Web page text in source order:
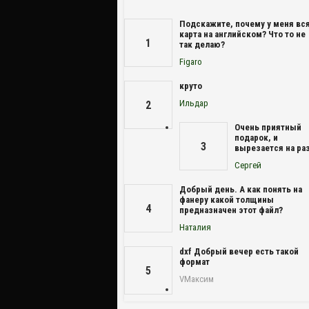
1
Подскажите, почему у меня
карта на английском? Что то не
так делаю?
Figaro
2
круто
Ильдар
3
Очень приятный
подарок, и
вырезается на
Сергей
4
Добрый день. А как понять на
фанеру какой толщины
предназначен этот файл?
Наталия
5
dxf Добрый вечер есть такой
формат
VМаксим